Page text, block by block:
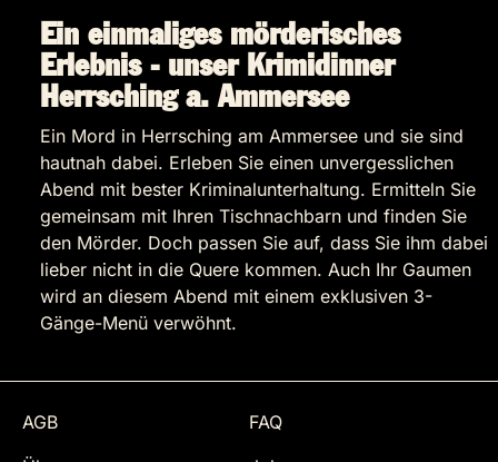
Ein einmaliges mörderisches
Erlebnis - unser Krimidinner
Herrsching a. Ammersee
Ein Mord in Herrsching am Ammersee und sie sind
hautnah dabei. Erleben Sie einen unvergesslichen
Abend mit bester Kriminalunterhaltung. Ermitteln Sie
gemeinsam mit Ihren Tischnachbarn und finden Sie
den Mörder. Doch passen Sie auf, dass Sie ihm dabei
lieber nicht in die Quere kommen. Auch Ihr Gaumen
wird an diesem Abend mit einem exklusiven 3-
Gänge-Menü verwöhnt.
AGB
FAQ